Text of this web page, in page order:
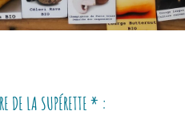
DE LA SUPÉRETTE * :